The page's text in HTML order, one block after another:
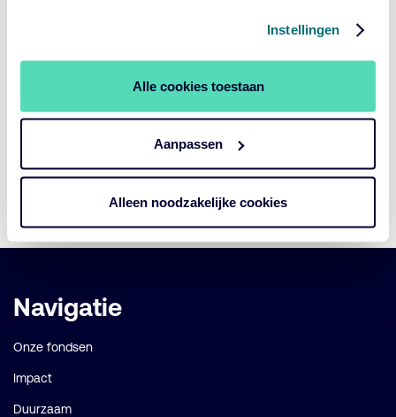
Instellingen
Alle cookies toestaan
Aanpassen
Alleen noodzakelijke cookies
concentratierisico’s, het verbreden van het
Download nu de recente Mercer‑paper waarvan de
inzichten direct relevant zijn voor een holistische risico‑ en
Belangrijke
links
Navigatie
Onze fondsen
Impact
Duurzaam